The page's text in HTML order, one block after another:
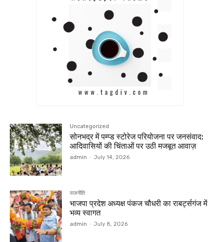
Uncategorized
सोनभद्र में पम्प्ड स्टोरेज परियोजना पर जनसंवाद:
आदिवासियों की चिंताओं पर उठी मजबूत आवाज़
admin - July 14, 2026
राजनीति
भाजपा प्रदेश अध्यक्ष पंकज चौधरी का राबर्ट्सगंज में
भव्य स्वागत
admin - July 8, 2026